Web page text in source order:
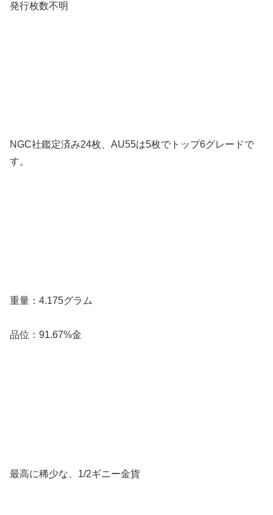
発行枚数不明
NGC社鑑定済み24枚、AU55は5枚でトップ6グレードで
す。
重量：4.175グラム
品位：91.67%金
最高に稀少な、1/2ギニー金貨